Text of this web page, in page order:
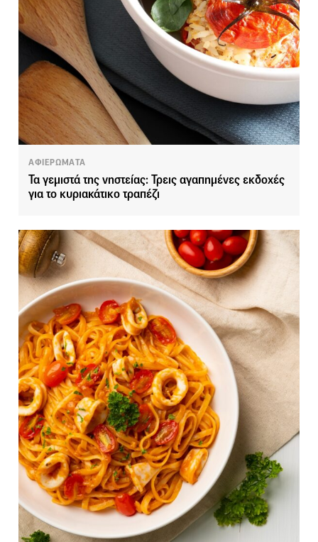
ΑΦΙΕΡΩΜΑΤΑ
Τα γεμιστά της νηστείας: Τρεις αγαπημένες εκδοχές
για το κυριακάτικο τραπέζι